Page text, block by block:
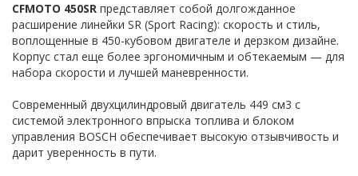
CFMOTO 450SR представляет собой долгожданное
расширение линейки SR (Sport Racing): скорость и стиль,
воплощенные в 450-кубовом двигателе и дерзком дизайне.
Корпус стал еще более эргономичным и обтекаемым — для
набора скорости и лучшей маневренности.
Современный двухцилиндровый двигатель 449 см3 с
системой электронного впрыска топлива и блоком
управления BOSCH обеспечивает высокую отзывчивость и
дарит уверенность в пути.